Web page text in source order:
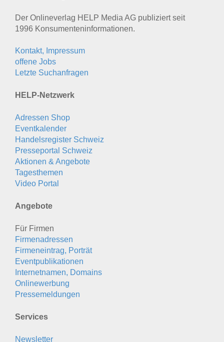
Der Onlineverlag HELP Media AG publiziert seit
1996 Konsumenten­informationen.
Kontakt, Impressum
offene Jobs
Letzte Suchanfragen
HELP-Netzwerk
Adressen Shop
Eventkalender
Handelsregister Schweiz
Presseportal Schweiz
Aktionen & Angebote
Tagesthemen
Video Portal
Angebote
Für Firmen
Firmenadressen
Firmeneintrag, Porträt
Eventpublikationen
Internetnamen, Domains
Onlinewerbung
Pressemeldungen
Services
Newsletter